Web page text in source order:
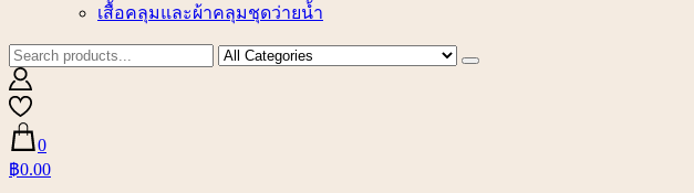
เสื้อคลุมและผ้าคลุมชุดว่ายน้ำ
0
฿0.00